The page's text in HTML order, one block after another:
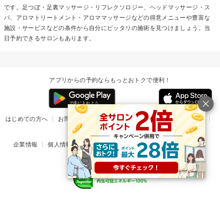
です。足つぼ・足裏マッサージ・リフレクソロジー、ヘッドマッサージ・ス
パ、アロマトリートメント・アロママッサージなどの得意メニューや豊富な
施設・サービスなどの条件から自分にピッタリの施術を見つけましょう。当
日予約できるサロンもあります。
アプリからの予約ならもっとおトクで便利！
はじめての方へ お問い合わせ ヘルプ リリース情報
利用規約
掲載ご希望のサロン様
企業情報 個人情報保護方針 楽天のサービス一覧 アプリ一覧
© Rakuten Group, Inc.